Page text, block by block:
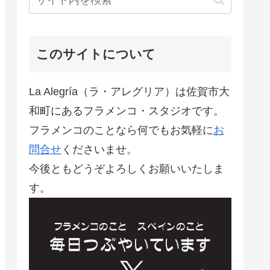
このサイトについて
La Alegría（ラ・アレグリア）は佐賀市大
和町にあるフラメンコ・スタジオです。
フラメンコのことなら何でもお気軽にお
問合せ くださいませ。
今後ともどうぞよろしくお願いいたしま
す。